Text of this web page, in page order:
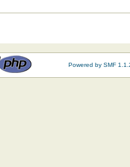
Powered by SMF